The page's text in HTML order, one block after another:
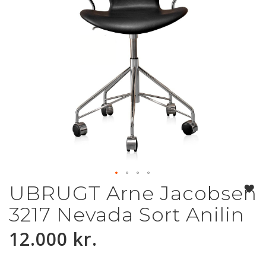
Gå
til
starten
af
billedgalleriet
UBRUGT Arne Jacobsen
3217 Nevada Sort Anilin
12.000 kr.